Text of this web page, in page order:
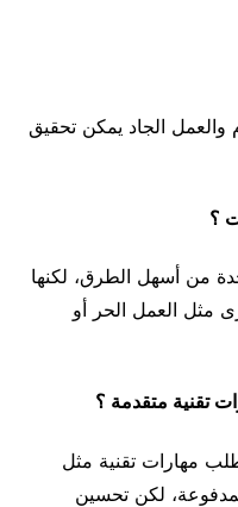
والعمل الجاد يمكن تحقيق
؟
من أسهل الطرق، لكنها
مثل العمل الحر أو
تقنية متقدمة ؟
مهارات تقنية مثل
لكن تحسين